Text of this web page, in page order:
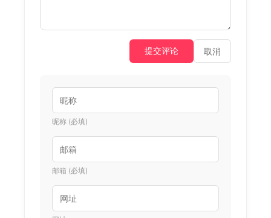
提交评论 取消
昵称 (必填)
邮箱 (必填)